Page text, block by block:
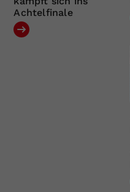
Achtelfinale